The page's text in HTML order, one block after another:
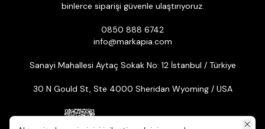
binlerce siparişi güvenle ulaştırıyoruz.
0850 888 6742
info@markapia.com
Sanayi Mahallesi Aytaç Sokak No: 12 İstanbul / Türkiye
30 N Gould St, Ste 4000 Sheridan Wyoming / USA